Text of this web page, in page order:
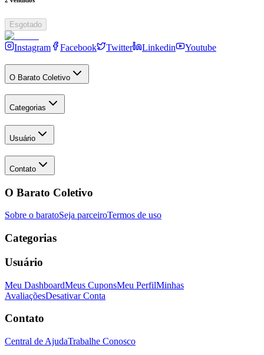
Esgotado
Instagram Facebook Twitter Linkedin Youtube
O Barato Coletivo
Categorias
Usuário
Contato
O Barato Coletivo
Sobre o baratoSeja parceiroTermos de uso
Categorias
Usuário
Meu DashboardMeus CuponsMeu PerfilMinhas
AvaliaçõesDesativar Conta
Contato
Central de AjudaTrabalhe Conosco